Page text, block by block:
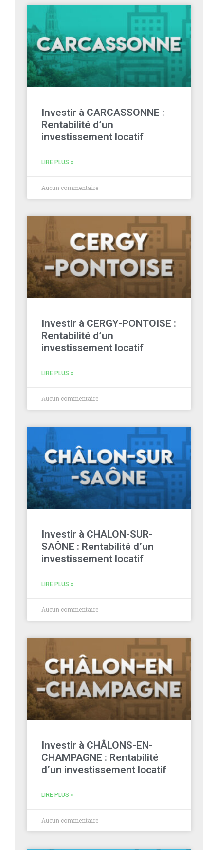
Investir à CARCASSONNE :
Rentabilité d’un
investissement locatif
LIRE PLUS »
Aucun commentaire
Investir à CERGY-PONTOISE :
Rentabilité d’un
investissement locatif
LIRE PLUS »
Aucun commentaire
Investir à CHALON-SUR-
SAÔNE : Rentabilité d’un
investissement locatif
LIRE PLUS »
Aucun commentaire
Investir à CHÂLONS-EN-
CHAMPAGNE : Rentabilité
d’un investissement locatif
LIRE PLUS »
Aucun commentaire